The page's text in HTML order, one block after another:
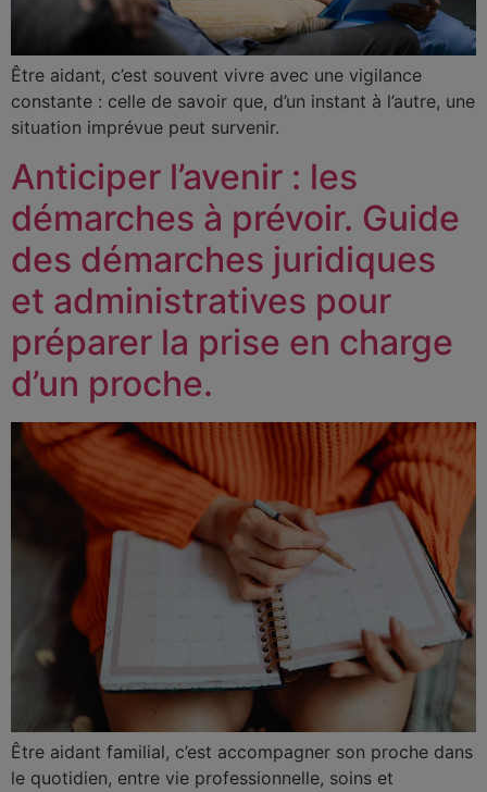
Être aidant, c’est souvent vivre avec une vigilance
constante : celle de savoir que, d’un instant à l’autre, une
situation imprévue peut survenir.
Anticiper l’avenir : les
démarches à prévoir. Guide
des démarches juridiques
et administratives pour
préparer la prise en charge
d’un proche.
Être aidant familial, c’est accompagner son proche dans
le quotidien, entre vie professionnelle, soins et